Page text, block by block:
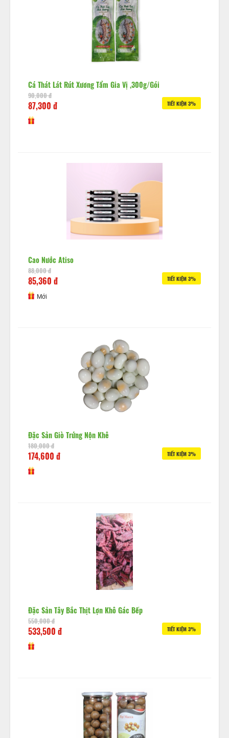
Cá Thát Lát Rút Xương Tẩm Gia Vị ,300g/gói
90,000 đ
87,300 đ TIẾT KIỆM 3%
Cao Nước Atiso
88,000 đ
85,360 đ TIẾT KIỆM 3%
Mới
Đặc Sản Giò Trứng Nộn Khê
180,000 đ
174,600 đ TIẾT KIỆM 3%
Đặc Sản Tây Bắc Thịt Lợn Khô Gác Bếp
550,000 đ
533,500 đ TIẾT KIỆM 3%